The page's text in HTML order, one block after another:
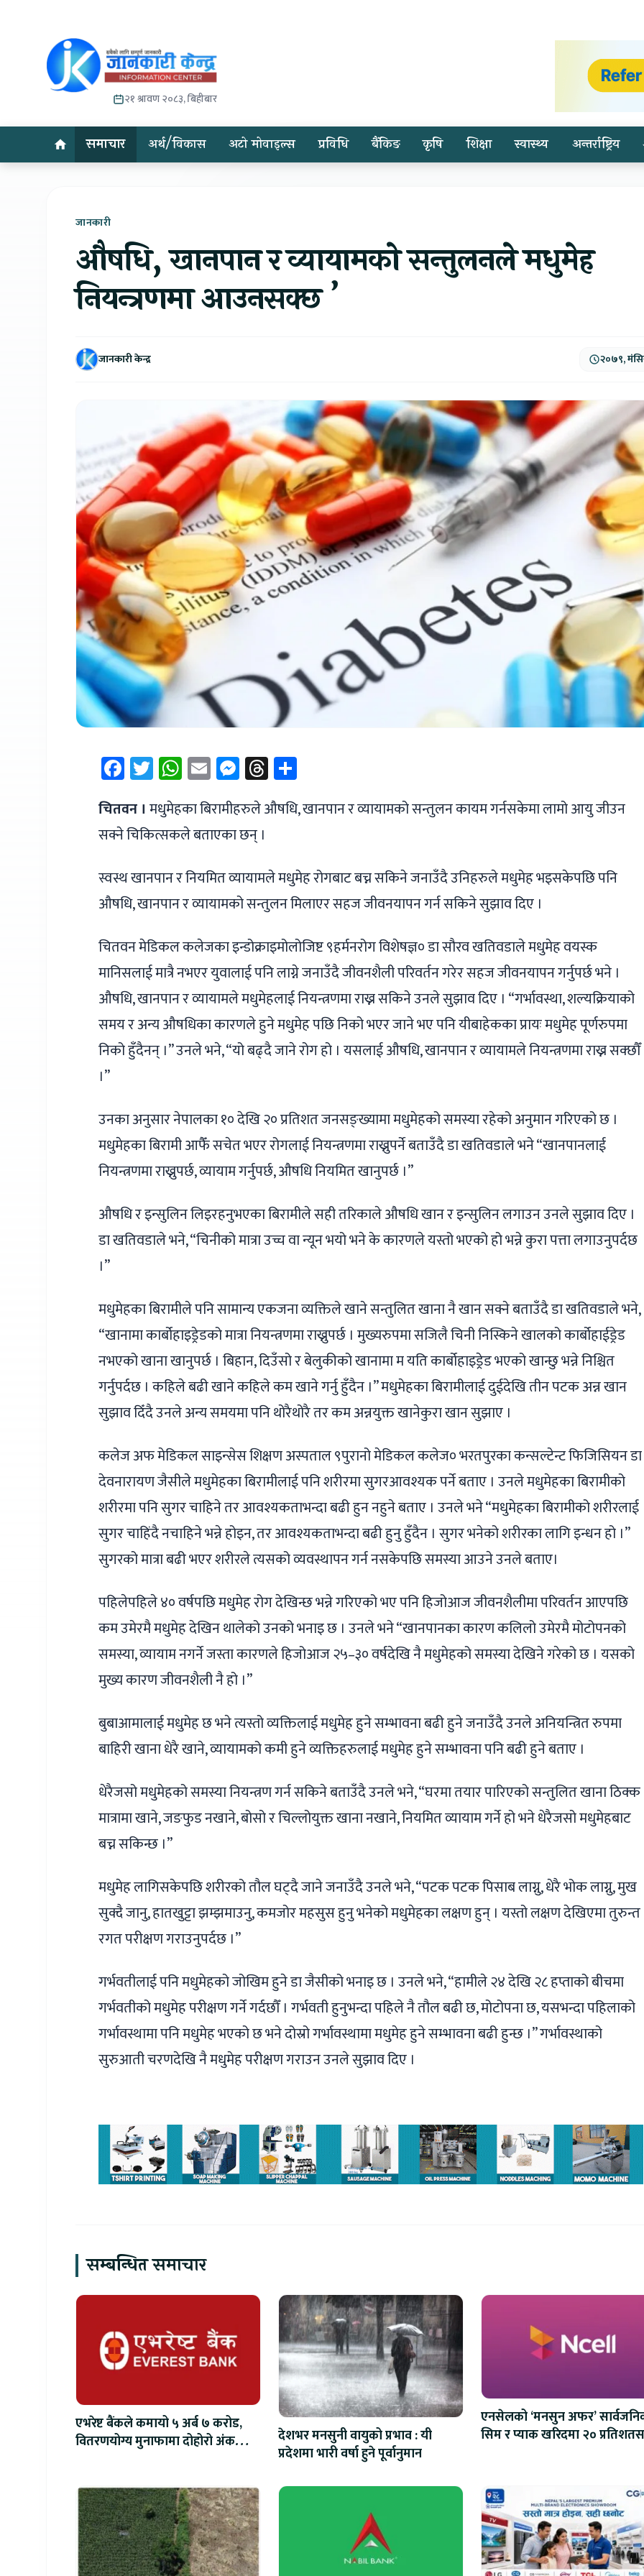
२१ श्रावण २०८३, बिहीबार
समाचार अर्थ/विकास अटो मोवाइल्स प्रविधि बैंकिङ कृषि शिक्षा स्वास्थ्य अन्तर्राष्ट्रिय
जानकारी
औषधि, खानपान र व्यायामको सन्तुलनले मधुमेह
नियन्त्रणमा आउनसक्छ ’
जानकारी केन्द्र २०७९,
Facebook
Twitter
WhatsApp
EmailMessenger
Threads
चितवन । मधुमेहका बिरामीहरुले औषधि, खानपान र व्यायामको सन्तुलन कायम गर्नसकेमा लामो आयु जीउन
सक्ने चिकित्सकले बताएका छन् ।
स्वस्थ खानपान र नियमित व्यायामले मधुमेह रोगबाट बच्न सकिने जनाउँदै उनिहरुले मधुमेह भइसकेपछि पनि
औषधि, खानपान र व्यायामको सन्तुलन मिलाएर सहज जीवनयापन गर्न सकिने सुझाव दिए ।
चितवन मेडिकल कलेजका इन्डोक्राइमोलोजिष्ट ९हर्मनरोग विशेषज्ञ० डा सौरव खतिवडाले मधुमेह वयस्क
मानिसलाई मात्रै नभएर युवालाई पनि लाग्ने जनाउँदै जीवनशैली परिवर्तन गरेर सहज जीवनयापन गर्नुपर्छ भने ।
औषधि, खानपान र व्यायामले मधुमेहलाई नियन्त्रणमा राख्न सकिने उनले सुझाव दिए । “गर्भावस्था, शल्यक्रियाको
समय र अन्य औषधिका कारणले हुने मधुमेह पछि निको भएर जाने भए पनि यीबाहेकका प्रायः मधुमेह पूर्णरुपमा
निको हुँदैनन् ।” उनले भने, “यो बढ्दै जाने रोग हो । यसलाई औषधि, खानपान र व्यायामले नियन्त्रणमा राख्न सक्छौँ
।”
उनका अनुसार नेपालका १० देखि २० प्रतिशत जनसङ्ख्यामा मधुमेहको समस्या रहेको अनुमान गरिएको छ ।
मधुमेहका बिरामी आफैँ सचेत भएर रोगलाई नियन्त्रणमा राख्नुपर्ने बताउँदै डा खतिवडाले भने “खानपानलाई
नियन्त्रणमा राख्नुपर्छ, व्यायाम गर्नुपर्छ, औषधि नियमित खानुपर्छ ।”
औषधि र इन्सुलिन लिइरहनुभएका बिरामीले सही तरिकाले औषधि खान र इन्सुलिन लगाउन उनले सुझाव दिए ।
डा खतिवडाले भने, “चिनीको मात्रा उच्च वा न्यून भयो भने के कारणले यस्तो भएको हो भन्ने कुरा पत्ता लगाउनुपर्दछ
।”
मधुमेहका बिरामीले पनि सामान्य एकजना व्यक्तिले खाने सन्तुलित खाना नै खान सक्ने बताउँदै डा खतिवडाले भने,
“खानामा कार्बोहाइड्रेडको मात्रा नियन्त्रणमा राख्नुपर्छ । मुख्यरुपमा सजिलै चिनी निस्किने खालको कार्बोहाईड्रेड
नभएको खाना खानुपर्छ । बिहान, दिउँसो र बेलुकीको खानामा म यति कार्बोहाइड्रेड भएको खान्छु भन्ने निश्चित
गर्नुपर्दछ । कहिले बढी खाने कहिले कम खाने गर्नु हुँदैन ।” मधुमेहका बिरामीलाई दुईदेखि तीन पटक अन्न खान
सुझाव दिँदै उनले अन्य समयमा पनि थोरैथोरै तर कम अन्नयुक्त खानेकुरा खान सुझाए ।
कलेज अफ मेडिकल साइन्सेस शिक्षण अस्पताल ९पुरानो मेडिकल कलेज० भरतपुरका कन्सल्टेन्ट फिजिसियन डा
देवनारायण जैसीले मधुमेहका बिरामीलाई पनि शरीरमा सुगरआवश्यक पर्ने बताए । उनले मधुमेहका बिरामीको
शरीरमा पनि सुगर चाहिने तर आवश्यकताभन्दा बढी हुन नहुने बताए । उनले भने “मधुमेहका बिरामीको शरीरलाई
सुगर चाहिंदै नचाहिने भन्ने होइन, तर आवश्यकताभन्दा बढी हुनु हुँदैन । सुगर भनेको शरीरका लागि इन्धन हो ।”
सुगरको मात्रा बढी भएर शरीरले त्यसको व्यवस्थापन गर्न नसकेपछि समस्या आउने उनले बताए।
पहिलेपहिले ४० वर्षपछि मधुमेह रोग देखिन्छ भन्ने गरिएको भए पनि हिजोआज जीवनशैलीमा परिवर्तन आएपछि
कम उमेरमै मधुमेह देखिन थालेको उनको भनाइ छ । उनले भने “खानपानका कारण कलिलो उमेरमै मोटोपनको
समस्या, व्यायाम नगर्ने जस्ता कारणले हिजोआज २५–३० वर्षदेखि नै मधुमेहको समस्या देखिने गरेको छ । यसको
मुख्य कारण जीवनशैली नै हो ।”
बुबाआमालाई मधुमेह छ भने त्यस्तो व्यक्तिलाई मधुमेह हुने सम्भावना बढी हुने जनाउँदै उनले अनियन्त्रित रुपमा
बाहिरी खाना धेरै खाने, व्यायामको कमी हुने व्यक्तिहरुलाई मधुमेह हुने सम्भावना पनि बढी हुने बताए ।
धेरैजसो मधुमेहको समस्या नियन्त्रण गर्न सकिने बताउँदै उनले भने, “घरमा तयार पारिएको सन्तुलित खाना ठिक्क
मात्रामा खाने, जङफुड नखाने, बोसो र चिल्लोयुक्त खाना नखाने, नियमित व्यायाम गर्ने हो भने धेरैजसो मधुमेहबाट
बच्न सकिन्छ ।”
मधुमेह लागिसकेपछि शरीरको तौल घट्दै जाने जनाउँदै उनले भने, “पटक पटक पिसाब लाग्नु, धेरै भोक लाग्नु, मुख
सुक्दै जानु, हातखुट्टा झम्झमाउनु, कमजोर महसुस हुनु भनेको मधुमेहका लक्षण हुन् । यस्तो लक्षण देखिएमा तुरुन्त
रगत परीक्षण गराउनुपर्दछ ।”
गर्भवतीलाई पनि मधुमेहको जोखिम हुने डा जैसीको भनाइ छ । उनले भने, “हामीले २४ देखि २८ हप्ताको बीचमा
गर्भवतीको मधुमेह परीक्षण गर्ने गर्दछौँ । गर्भवती हुनुभन्दा पहिले नै तौल बढी छ, मोटोपना छ, यसभन्दा पहिलाको
गर्भावस्थामा पनि मधुमेह भएको छ भने दोस्रो गर्भावस्थामा मधुमेह हुने सम्भावना बढी हुन्छ ।” गर्भावस्थाको
सुरुआती चरणदेखि नै मधुमेह परीक्षण गराउन उनले सुझाव दिए ।
सम्बन्धित समाचार
एभरेष्ट बैंकले कमायो ५ अर्ब ७ करोड,
वितरणयोग्य मुनाफामा दोहोरो अंकको
देशभर मनसुनी वायुको प्रभाव : यी
प्रदेशमा भारी वर्षा हुने पूर्वानुमान
एनसेलको ‘मनसुन अफर’
सिम र प्याक खरिदमा २०